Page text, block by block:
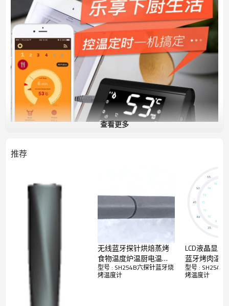
六探针蓝牙烧烤温度计SH254B具有温度计操作和手
机操作方式，触摸按键执行传统的烧烤温度计功
能。若选择手机操作方式，您仅需下载App 应用软
Grill ProbeE+ ，就可选择不同的烧烤模式。您无
需守在烧烤架旁紧盯烤肉的生熟程度，烧烤温度计
可根据您设定的条件自动报警，为您节约时间。您
查看更多
推荐
无线蓝牙探针烘焙蒸烤
食物温度炉温厨电温度
计无线无源烤箱厨电高
温探针
型号 : SH254B六探针蓝牙烧
烤温度计
LCD液晶显示
蓝牙烤肉温度
背光触摸屏
房烤箱烤炉
型号 : SH254B
烤温度计